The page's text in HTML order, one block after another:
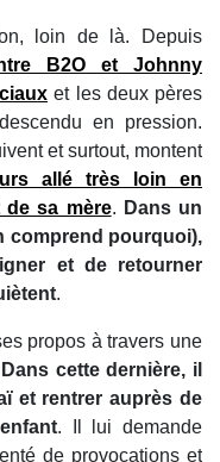
loin de là. Depuis
B2O et Johnny
et les deux pères
en pression.
et surtout, montent
allé très loin en
sa mère. Dans un
comprend pourquoi),
et de retourner
.
propos à travers une
Dans cette dernière, il
et rentrer auprès de
. Il lui demande
de provocations et